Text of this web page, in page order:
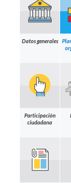
Datos generales
Participación
ciudadana